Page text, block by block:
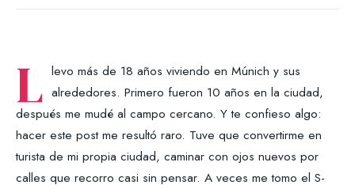
L levo más de 18 años viviendo en Múnich y sus
alrededores. Primero fueron 10 años en la ciudad,
después me mudé al campo cercano. Y te confieso algo:
hacer este post me resultó raro. Tuve que convertirme en
turista de mi propia ciudad, caminar con ojos nuevos por
calles que recorro casi sin pensar. A veces me tomo el S-